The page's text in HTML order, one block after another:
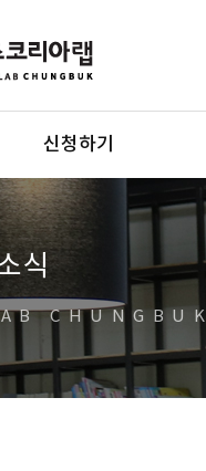
신청하기
식
CHUNGBUK